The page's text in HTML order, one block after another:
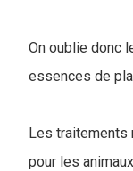
On oublie donc
essences de
Les traitements
pour les